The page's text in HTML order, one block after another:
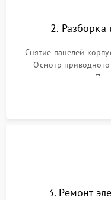
2. Разборка
Снятие панелей
Осмотр
амортизаторов.
крестовины на
3. Ремонт